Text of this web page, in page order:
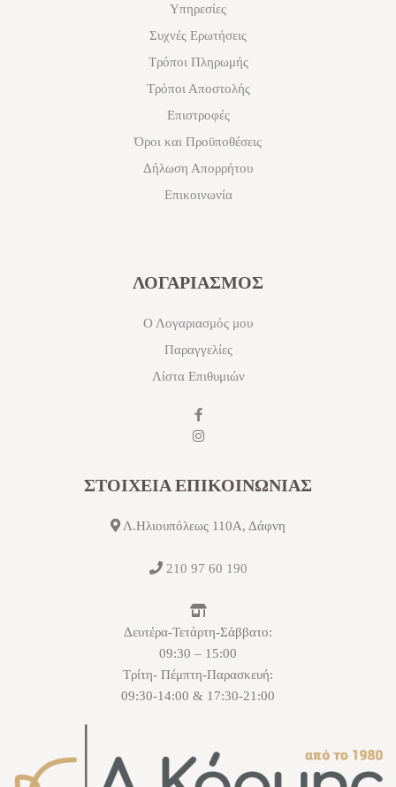
Υπηρεσίες
Συχνές Ερωτήσεις
Τρόποι Πληρωμής
Τρόποι Αποστολής
Επιστροφές
Όροι και Προϋποθέσεις
Δήλωση Απορρήτου
Επικοινωνία
ΛΟΓΑΡΙΑΣΜΟΣ
Ο Λογαριασμός μου
Παραγγελίες
Λίστα Επιθυμιών
ΣΤΟΙΧΕΙΑ ΕΠΙΚΟΙΝΩΝΙΑΣ
Λ.Ηλιουπόλεως 110Α, Δάφνη
210 97 60 190
Δευτέρα-Τετάρτη-Σάββατο:
09:30 – 15:00
Τρίτη- Πέμπτη-Παρασκευή:
09:30-14:00 & 17:30-21:00